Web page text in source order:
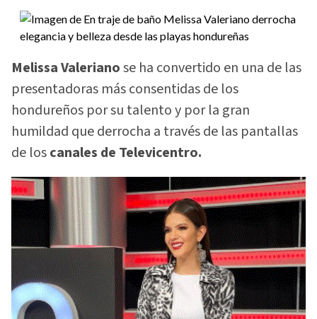
Melissa Valerianose ha convertido en una de las
presentadoras más consentidas de los
hondureños por su talento y por la gran
humildad que derrocha a través de las pantallas
de loscanales de Televicentro.